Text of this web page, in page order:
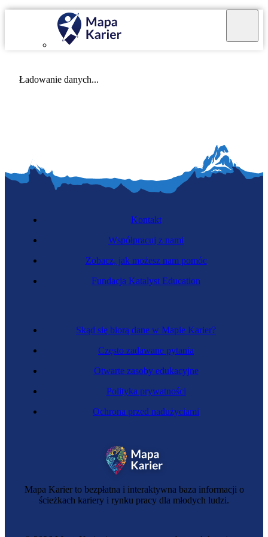
Ładowanie danych...
Mapa Karier to bezpłatna i interaktywna baza informacji o
ścieżkach kariery i rynku pracy dla młodych ludzi.
Skąd się biorą dane w Mapie Karier?
Często zadawane pytania
Otwarte zasoby edukacyjne
Polityka prywatności
Ochrona przed nadużyciami
Kontakt
Współpracuj z nami
Zobacz, jak możesz nam pomóc
Fundacja Katalyst Education